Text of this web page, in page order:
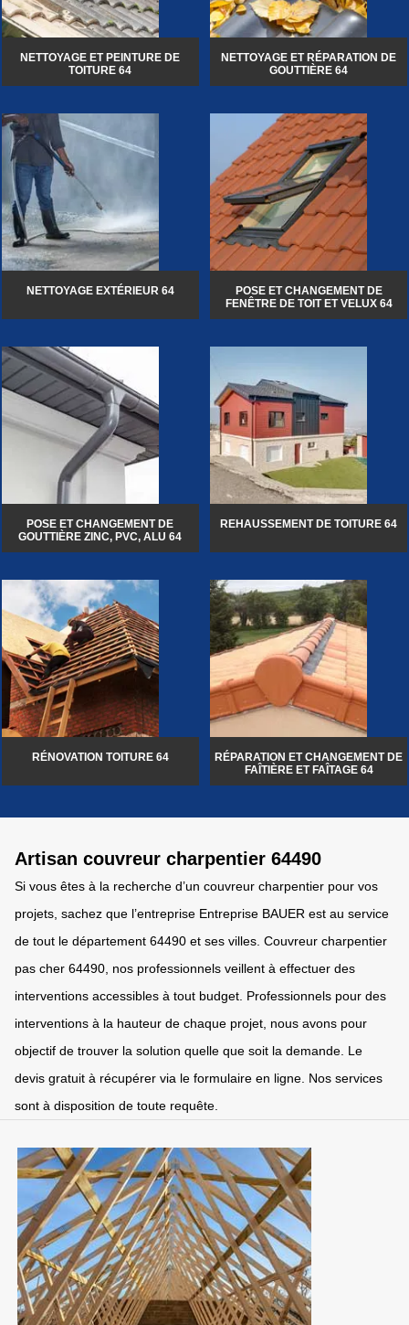
NETTOYAGE ET PEINTURE DE
TOITURE 64
NETTOYAGE ET RÉPARATION DE
GOUTTIÈRE 64
NETTOYAGE EXTÉRIEUR 64
POSE ET CHANGEMENT DE
FENÊTRE DE TOIT ET VELUX 64
POSE ET CHANGEMENT DE
GOUTTIÈRE ZINC, PVC, ALU 64
REHAUSSEMENT DE TOITURE 64
RÉNOVATION TOITURE 64
RÉPARATION ET CHANGEMENT DE
FAÎTIÈRE ET FAÎTAGE 64
Artisan couvreur charpentier 64490
Si vous êtes à la recherche d’un couvreur charpentier pour vos
projets, sachez que l’entreprise Entreprise BAUER est au service
de tout le département 64490 et ses villes. Couvreur charpentier
pas cher 64490, nos professionnels veillent à effectuer des
interventions accessibles à tout budget. Professionnels pour des
interventions à la hauteur de chaque projet, nous avons pour
objectif de trouver la solution quelle que soit la demande. Le
devis gratuit à récupérer via le formulaire en ligne. Nos services
sont à disposition de toute requête.